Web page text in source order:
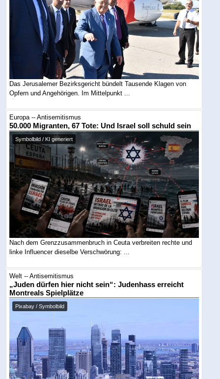
Das Jerusalemer Bezirksgericht bündelt Tausende Klagen von
Opfern und Angehörigen. Im Mittelpunkt ...
Europa -- Antisemitismus
50.000 Migranten, 67 Tote: Und Israel soll schuld sein
Symbolbild / KI generiert
Nach dem Grenzzusammenbruch in Ceuta verbreiten rechte und
linke Influencer dieselbe Verschwörung: ...
Welt -- Antisemitismus
„Juden dürfen hier nicht sein“: Judenhass erreicht
Montreals Spielplätze
Pixabay / Symbolbild